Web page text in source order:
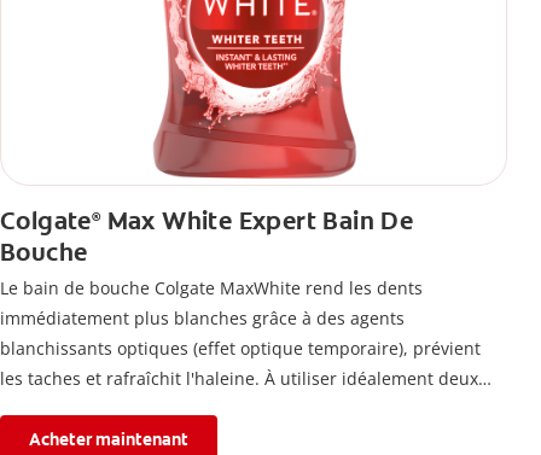
Colgate®Max White Expert Bain De
Bouche
Le bain de bouche Colgate MaxWhite rend les dents
immédiatement plus blanches grâce à des agents
blanchissants optiques (effet optique temporaire), prévient
les taches et rafraîchit l'haleine. À utiliser idéalement deux
Acheter maintenant